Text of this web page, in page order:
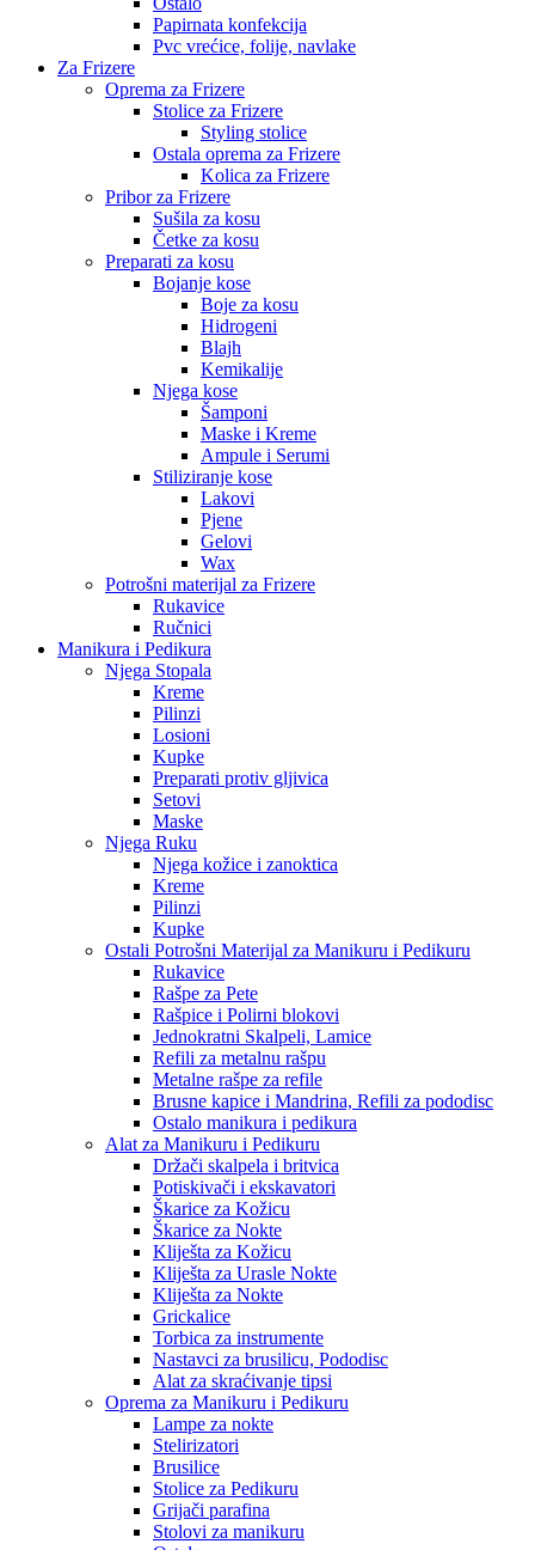
Papirnata konfekcija
Pvc vrećice, folije, navlake
Za Frizere
Oprema za Frizere
Stolice za Frizere
Styling stolice
Ostala oprema za Frizere
Kolica za Frizere
Pribor za Frizere
Sušila za kosu
Četke za kosu
Preparati za kosu
Bojanje kose
Boje za kosu
Hidrogeni
Blajh
Kemikalije
Njega kose
Šamponi
Maske i Kreme
Ampule i Serumi
Stiliziranje kose
Lakovi
Pjene
Gelovi
Wax
Potrošni materijal za Frizere
Rukavice
Ručnici
Manikura i Pedikura
Njega Stopala
Kreme
Pilinzi
Losioni
Kupke
Preparati protiv gljivica
Setovi
Maske
Njega Ruku
Njega kožice i zanoktica
Kreme
Pilinzi
Kupke
Ostali Potrošni Materijal za Manikuru i Pedikuru
Rukavice
Rašpe za Pete
Rašpice i Polirni blokovi
Jednokratni Skalpeli, Lamice
Refili za metalnu rašpu
Metalne rašpe za refile
Brusne kapice i Mandrina, Refili za pododisc
Ostalo manikura i pedikura
Alat za Manikuru i Pedikuru
Držači skalpela i britvica
Potiskivači i ekskavatori
Škarice za Kožicu
Škarice za Nokte
Kliješta za Kožicu
Kliješta za Urasle Nokte
Kliješta za Nokte
Grickalice
Torbica za instrumente
Nastavci za brusilicu, Pododisc
Alat za skraćivanje tipsi
Oprema za Manikuru i Pedikuru
Lampe za nokte
Stelirizatori
Brusilice
Stolice za Pedikuru
Grijači parafina
Stolovi za manikuru